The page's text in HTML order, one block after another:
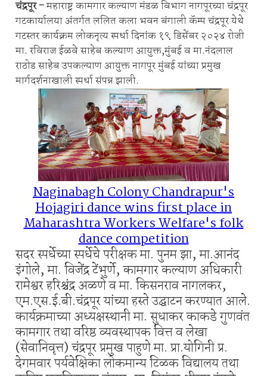
चंद्रपूर -महाराष्ट्र कामगार कल्याण मंडळ विभाग नागपूरच्या चंद्रपूर
गटकार्यालया अंतर्गत ललित कला भवन बंगाली कॅम्प चंद्रपूर येथे
गटस्तर कार्यक्रम लोकनृत्य स्पर्धा दिनांक १९ डिसेंबर २०२४ रोजी
मा. रविराज ईळवे साहेब कल्याण आयुक्त,मुंबई व मा.नंदलाल
राठोड साहेब उपकल्याण आयुक्त नागपूर मुंबई यांच्या प्रमुख
मार्गदर्शनाखाली स्पर्धा संपन्न झाली.
Naginabagh Colony Chandrapur's
Hojagiri dance wins first place in
Maharashtra Workers Welfare's folk
dance competition
सदर स्पर्धेच्या स्पर्धेचे परीक्षक मा. पुनम झा, मा.आनंद
इंगोले, मा. विजेंद्र टेंभुर्णे, कामगार कल्याण अधिकारी
रामेश्वर हरिश्चंद्र अळणे व मा. किसनराव नागलकर,
एम.एस.ई.बी.चंद्रपूर यांच्या हस्ते उद्घाटन करण्यात आले.
कार्यक्रमाच्या अध्यक्षस्थानी मा. सुधाकर काकडे गुणवंत
कामगार तथा वरिष्ठ व्यवस्थापक वित्त व लेखा
(सेवानिवृत्त) चंद्रपूर प्रमुख पाहुणे मा. प्रा.योगिनी प्र.
देगमवार पर्यवेक्षिका लोकमान्य टिळक विद्यालय तथा